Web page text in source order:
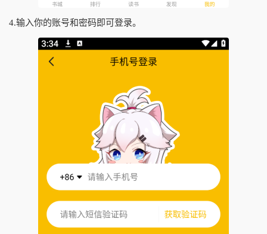
4.输入你的账号和密码即可登录。